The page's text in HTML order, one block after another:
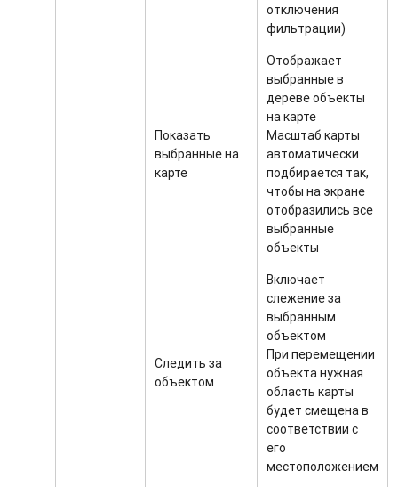
отключения
фильтрации)
Показать
выбранные на
карте
Отображает
выбранные в
дереве объекты
на карте
Масштаб карты
автоматически
подбирается так,
чтобы на экране
отобразились все
выбранные
объекты
Следить за
объектом
Включает
слежение за
выбранным
объектом
При перемещении
объекта нужная
область карты
будет смещена в
соответствии с
его
местоположением